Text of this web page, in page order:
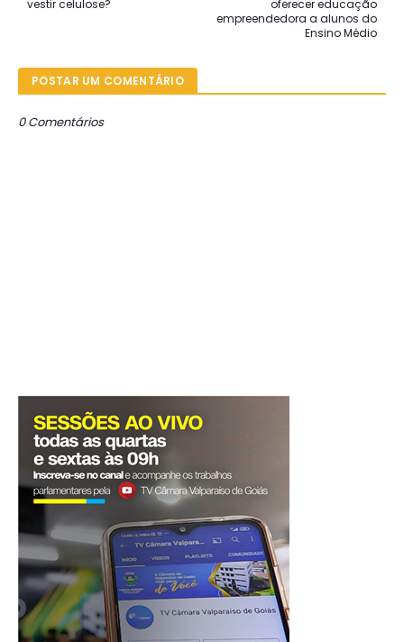
oferecer educação
empreendedora a alunos do
Ensino Médio
vestir celulose?
POSTAR UM COMENTÁRIO
0 Comentários